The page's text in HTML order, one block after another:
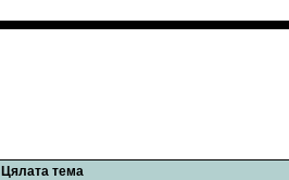
Цялата тема